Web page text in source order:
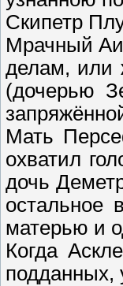
Скипетр
Мрачный
делам, или
(дочерью
Мать
охватил
дочь
остальное
матерью и
Когда
подданных,